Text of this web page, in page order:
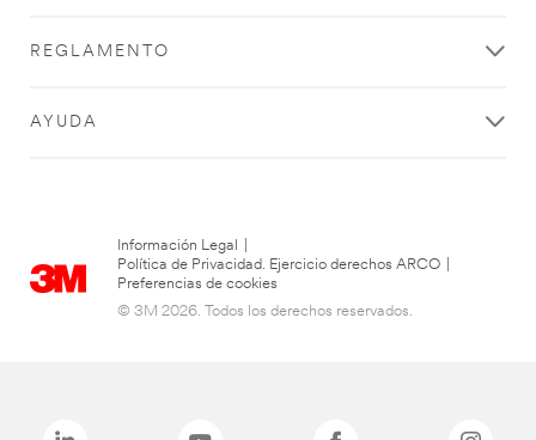
REGLAMENTO
AYUDA
Información Legal
Política de Privacidad. Ejercicio derechos ARCO
Preferencias de cookies
© 3M 2026. Todos los derechos reservados.